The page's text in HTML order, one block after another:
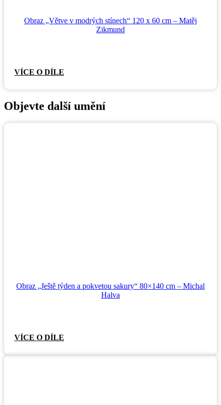
Obraz „Větve v modrých stínech“ 120 x 60 cm – Matěj
Zikmund
VÍCE O DÍLE
Objevte další umění
Obraz „Ještě týden a pokvetou sakury“ 80×140 cm – Michal
Halva
VÍCE O DÍLE